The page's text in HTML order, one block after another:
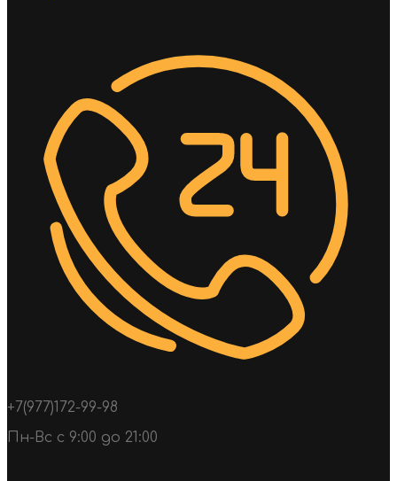
+7(977)172-99-98
Пн-Вс с 9:00 до 21:00